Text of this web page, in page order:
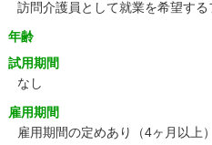
訪問介護員として就業を希望す
年齢
試用期間
なし
雇用期間
雇用期間の定めあり（4ヶ月以上）